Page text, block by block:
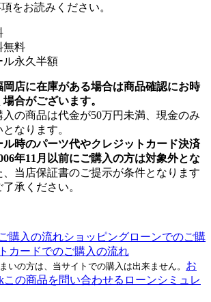
をお読みください。
無料
ル永久半額
岡店に在庫がある場合は商品確認にお時
合がございます。
の商品は代金が50万円未満、現金のみ
なります。
ル時のパーツ代やクレジットカード決済
年11月以前にご購入の方は対象外とな
、当店保証書のご提示が条件となります
承ください。
購入の流れショッピングローンでのご購
カードでのご購入の流れ
いの方は、当サイトでの購入は出来ません。 お
この商品を問い合わせる ローンシミュレ